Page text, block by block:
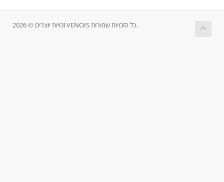
זכויות יוצרים © 2026 VENOIS כל הזכויות שמורות.